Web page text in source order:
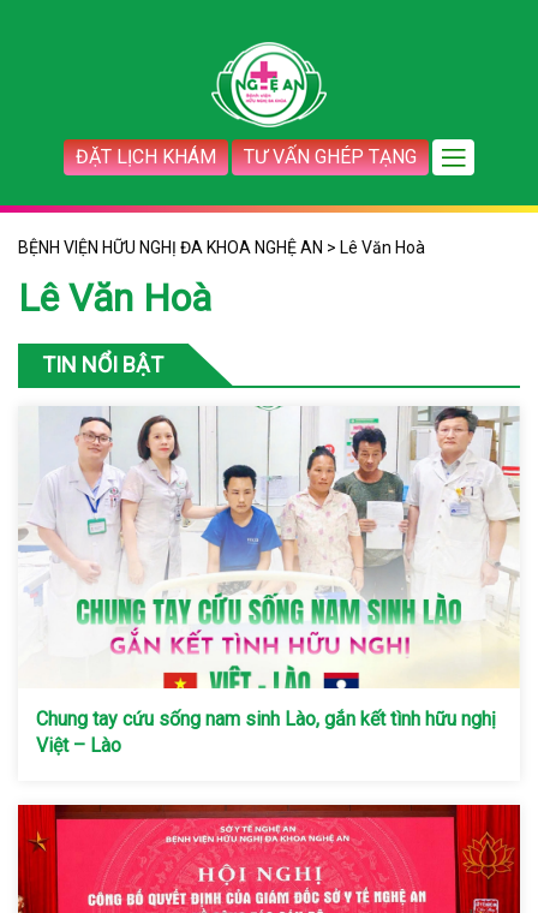
ĐẶT LỊCH KHÁM TƯ VẤN GHÉP TẠNG
BỆNH VIỆN HỮU NGHỊ ĐA KHOA NGHỆ AN > Lê Văn Hoà
Lê Văn Hoà
TIN NỔI BẬT
Chung tay cứu sống nam sinh Lào, gắn kết tình hữu nghị
Việt – Lào